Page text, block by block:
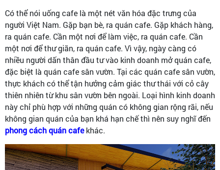
Có thể nói uống cafe là một nét văn hóa đặc trưng của
người Việt Nam. Gặp bạn bè, ra quán cafe. Gặp khách hàng,
ra quán cafe. Cần một nơi để làm việc, ra quán cafe. Cần
một nơi để thư giãn, ra quán cafe. Vì vậy, ngày càng có
nhiều người dấn thân đầu tư vào kinh doanh mở quán cafe,
đặc biệt là quán cafe sân vườn. Tại các quán cafe sân vườn,
thực khách có thể tận hưởng cảm giác thư thái với cỏ cây
thiên nhiên từ khu sân vườn bên ngoài. Loại hình kinh doanh
này chỉ phù hợp với những quán có không gian rộng rãi, nếu
không gian quán của bạn khá hạn chế thì nên suy nghĩ đến
phong cách quán cafekhác.